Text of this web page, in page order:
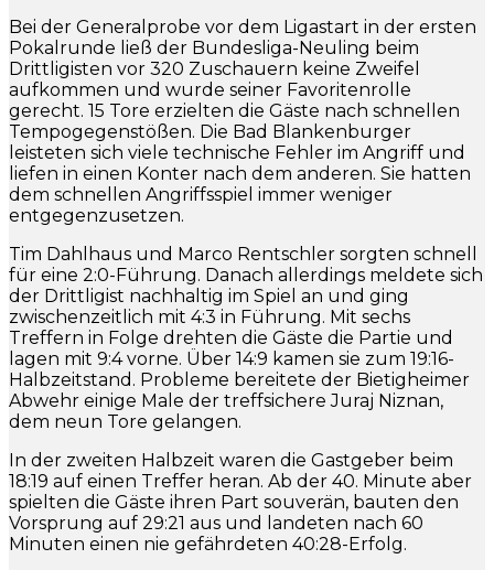
Bei der Generalprobe vor dem Ligastart in der ersten
Pokalrunde ließ der Bundesliga-Neuling beim
Drittligisten vor 320 Zuschauern keine Zweifel
aufkommen und wurde seiner Favoritenrolle
gerecht. 15 Tore erzielten die Gäste nach schnellen
Tempogegenstößen. Die Bad Blankenburger
leisteten sich viele technische Fehler im Angriff und
liefen in einen Konter nach dem anderen. Sie hatten
dem schnellen Angriffsspiel immer weniger
entgegenzusetzen.
Tim Dahlhaus und Marco Rentschler sorgten schnell
für eine 2:0-Führung. Danach allerdings meldete sich
der Drittligist nachhaltig im Spiel an und ging
zwischenzeitlich mit 4:3 in Führung. Mit sechs
Treffern in Folge drehten die Gäste die Partie und
lagen mit 9:4 vorne. Über 14:9 kamen sie zum 19:16-
Halbzeitstand. Probleme bereitete der Bietigheimer
Abwehr einige Male der treffsichere Juraj Niznan,
dem neun Tore gelangen.
In der zweiten Halbzeit waren die Gastgeber beim
18:19 auf einen Treffer heran. Ab der 40. Minute aber
spielten die Gäste ihren Part souverän, bauten den
Vorsprung auf 29:21 aus und landeten nach 60
Minuten einen nie gefährdeten 40:28-Erfolg.